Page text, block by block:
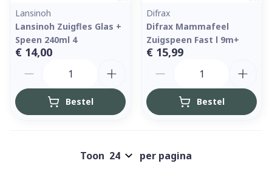
Lansinoh
Lansinoh Zuigfles Glas +
Speen 240ml 4
€ 14,00
Bestel
Difrax
Difrax Mammafeel
Zuigspeen Fast l 9m+
€ 15,99
Bestel
Toon per pagina